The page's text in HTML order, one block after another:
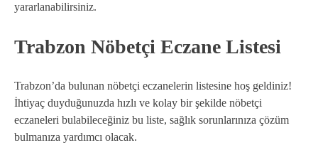
yararlanabilirsiniz.
Trabzon Nöbetçi Eczane Listesi
Trabzon’da bulunan nöbetçi eczanelerin listesine hoş geldiniz!
İhtiyaç duyduğunuzda hızlı ve kolay bir şekilde nöbetçi
eczaneleri bulabileceğiniz bu liste, sağlık sorunlarınıza çözüm
bulmanıza yardımcı olacak.